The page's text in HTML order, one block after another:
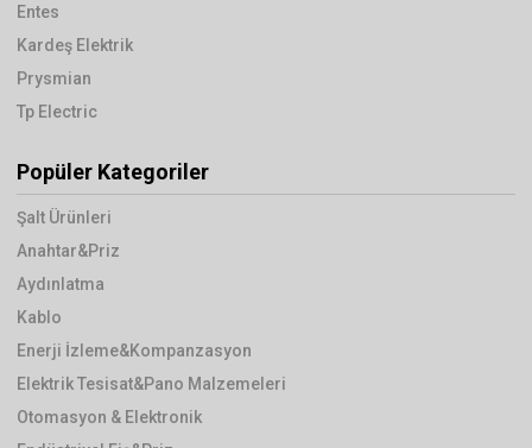
Entes
Kardeş Elektrik
Prysmian
Tp Electric
Popüler Kategoriler
Şalt Ürünleri
Anahtar&Priz
Aydınlatma
Kablo
Enerji İzleme&Kompanzasyon
Elektrik Tesisat&Pano Malzemeleri
Otomasyon & Elektronik